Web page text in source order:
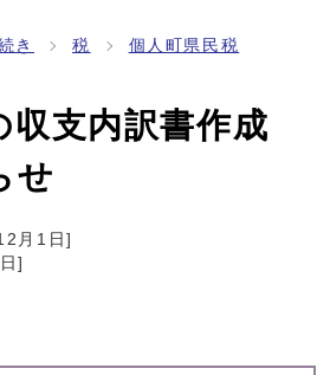
き 税 個人町県民税
収支内訳書作成
せ
月1日]
]